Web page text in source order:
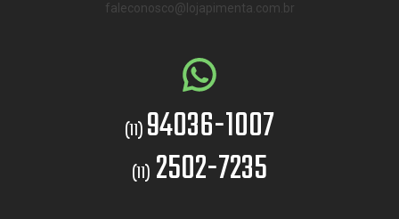
faleconosco@lojapimenta.com.br
(11) 94036-1007
(11) 2502-7235